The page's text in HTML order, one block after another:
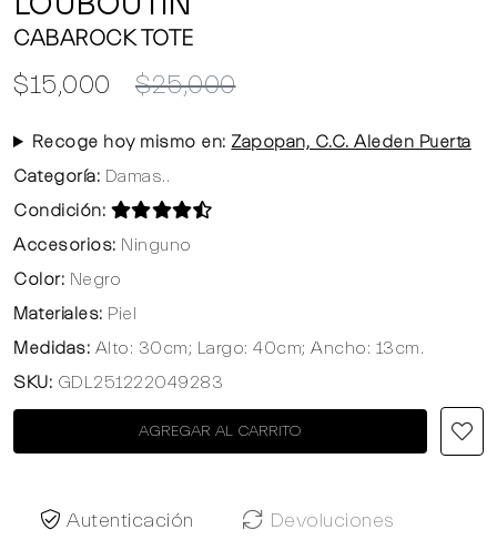
CABAROCK TOTE
$15,000 $25,000
Recoge hoy mismo en: Zapopan, C.C. Aleden Puerta
Categoría: Damas..
Condición:
Accesorios: Ninguno
Color: Negro
Materiales: Piel
Medidas: Alto: 30cm; Largo: 40cm; Ancho: 13cm.
SKU: GDL251222049283
AGREGAR AL CARRITO
Autenticación
Devoluciones